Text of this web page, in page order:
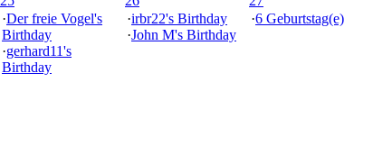
·Der freie Vogel's
Birthday
·gerhard11's
Birthday
·irbr22's Birthday
·John M's Birthday
·6 Geburtstag(e)